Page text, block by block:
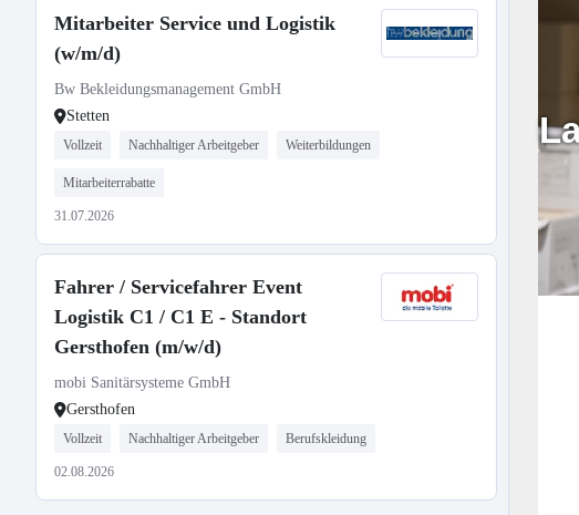
Mitarbeiter Service und Logistik
(w/m/d)
Bw Bekleidungsmanagement GmbH
Stetten
Vollzeit Nachhaltiger Arbeitgeber Weiterbildungen
Mitarbeiterrabatte
31.07.2026
Fahrer / Servicefahrer Event
Logistik C1 / C1 E - Standort
Gersthofen (m/w/d)
mobi Sanitärsysteme GmbH
Gersthofen
Vollzeit Nachhaltiger Arbeitgeber Berufskleidung
02.08.2026